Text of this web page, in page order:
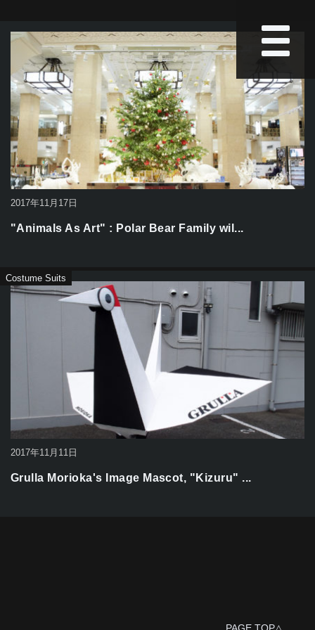
2017年11月17日
"Animals As Art" : Polar Bear Family wil...
2017年11月11日
Costume Suits
Grulla Morioka's Image Mascot, "Kizuru" ...